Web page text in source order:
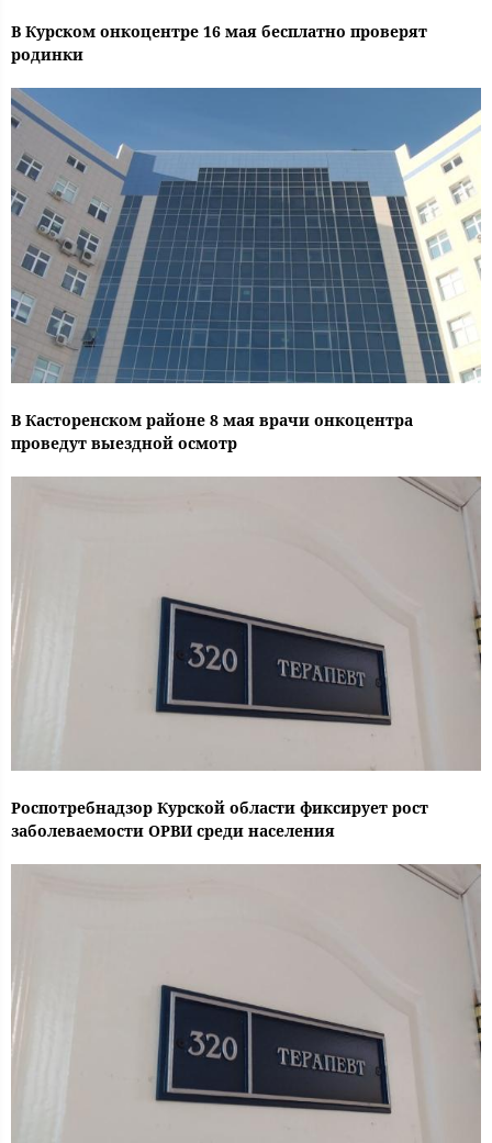
В Курском онкоцентре 16 мая бесплатно проверят
родинки
В Касторенском районе 8 мая врачи онкоцентра
проведут выездной осмотр
Роспотребнадзор Курской области фиксирует рост
заболеваемости ОРВИ среди населения